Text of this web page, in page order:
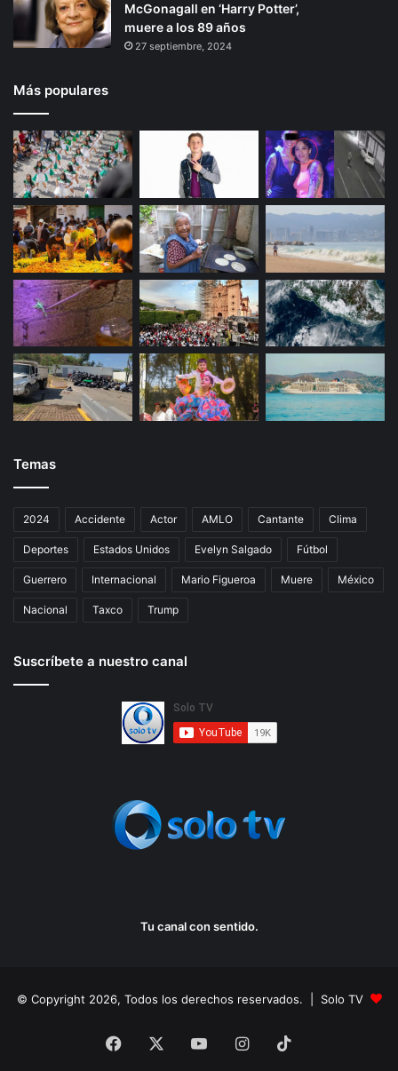
McGonagall en ‘Harry Potter’,
muere a los 89 años
27 septiembre, 2024
Más populares
Temas
2024 Accidente Actor AMLO Cantante Clima
Deportes Estados Unidos Evelyn Salgado Fútbol
Guerrero Internacional Mario Figueroa Muere México
Nacional Taxco Trump
Suscríbete a nuestro canal
Tu canal con sentido.
© Copyright 2026, Todos los derechos reservados. | Solo TV
Facebook YouTubeInstagram